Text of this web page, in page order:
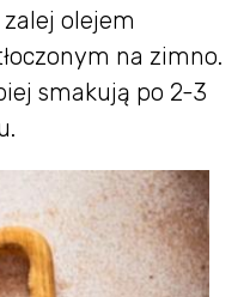
zalej olejem
na zimno.
smakują po 2-3